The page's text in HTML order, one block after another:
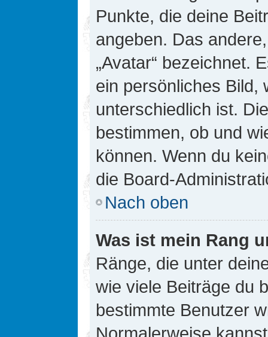
Punkte, die deine
angeben. Das
„Avatar“ bezeichnet.
ein persönliches Bild,
unterschiedlich ist.
bestimmen, ob und
können. Wenn du
die Board-
Nach oben
Was ist mein Rang
Ränge, die unter
wie viele Beiträge du
bestimmte Benutzer